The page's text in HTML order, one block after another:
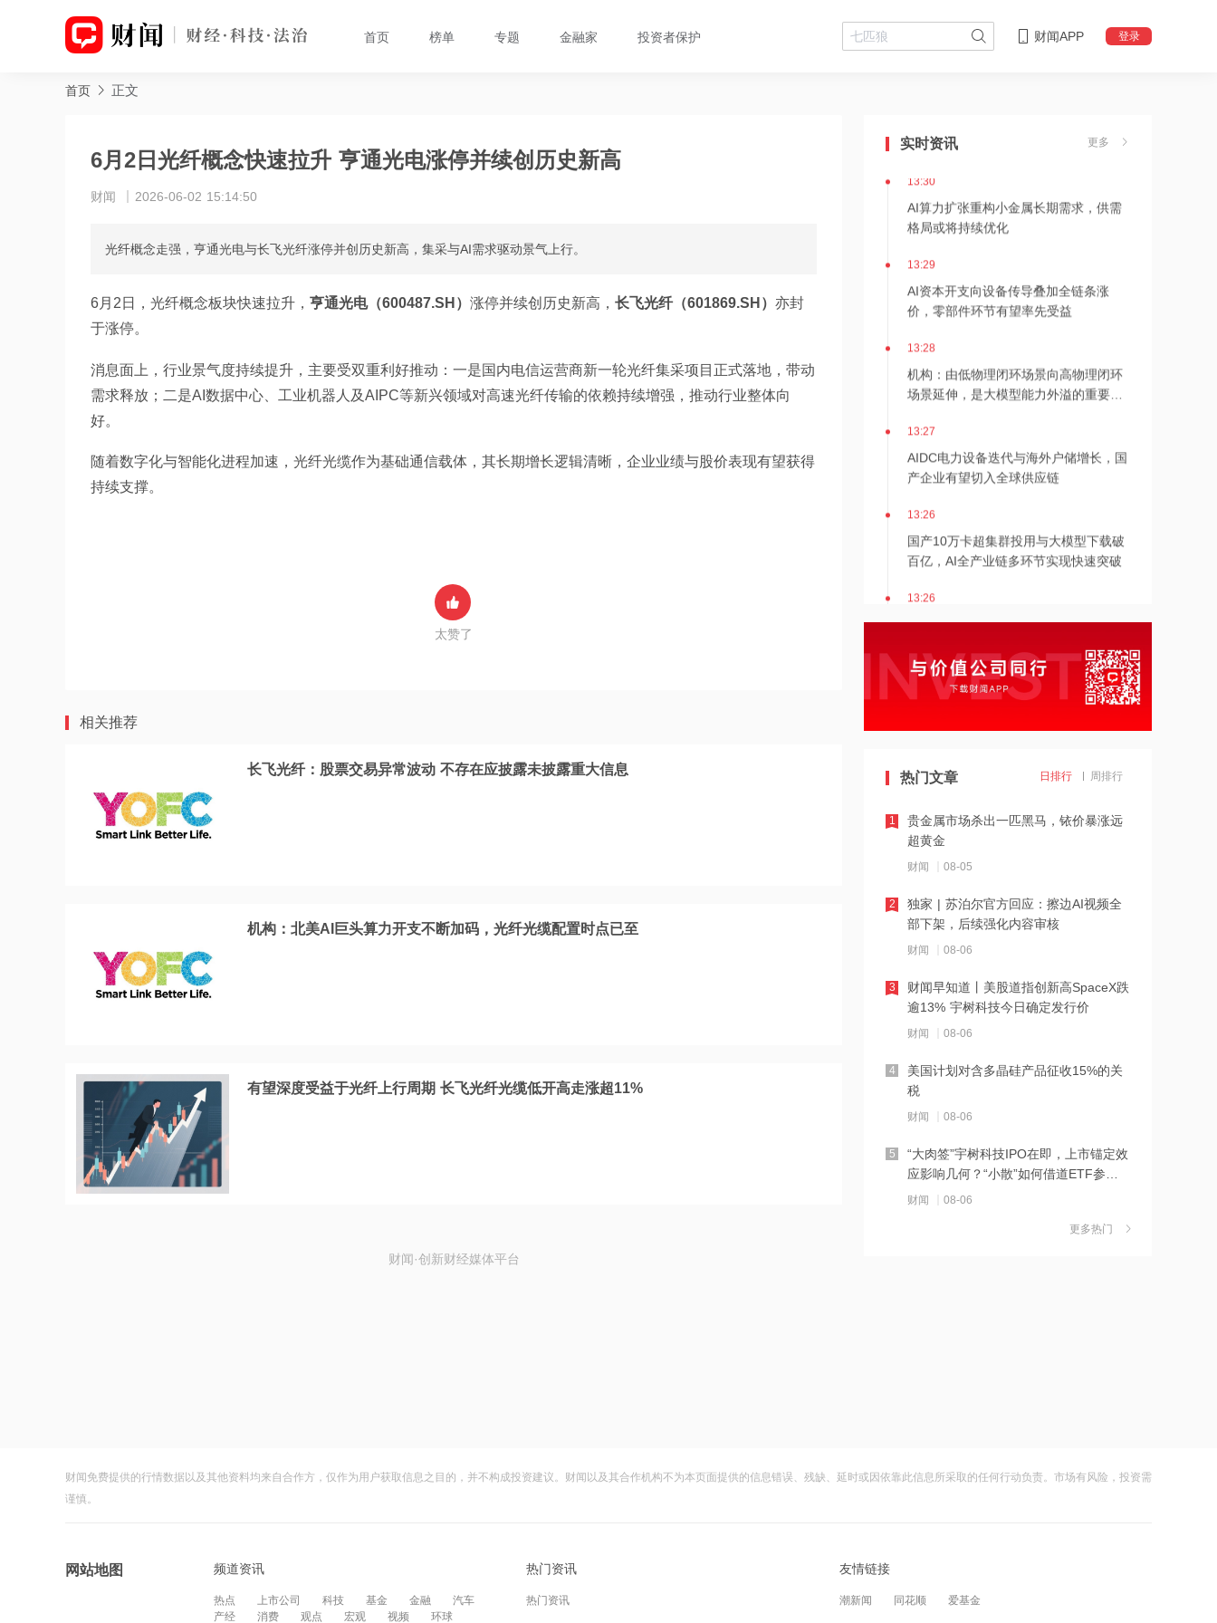
首页 榜单 专题 金融家 投资者保护 财闻APP 登录
首页 正文
6月2日光纤概念快速拉升 亨通光电涨停并续创历史新高
财闻 2026-06-02 15:14:50
光纤概念走强，亨通光电与长飞光纤涨停并创历史新高，集采与AI需求驱动景气上行。
6月2日，光纤概念板块快速拉升， 亨通光电（600487.SH） 涨停并续创历史新高， 长飞光纤（601869.SH） 亦封
于涨停。
消息面上，行业景气度持续提升，主要受双重利好推动：一是国内电信运营商新一轮光纤集采项目正式落地，带动
需求释放；二是AI数据中心、工业机器人及AIPC等新兴领域对高速光纤传输的依赖持续增强，推动行业整体向
好。
随着数字化与智能化进程加速，光纤光缆作为基础通信载体，其长期增长逻辑清晰，企业业绩与股价表现有望获得
持续支撑。
太赞了
相关推荐
长飞光纤：股票交易异常波动 不存在应披露未披露重大信息
机构：北美AI巨头算力开支不断加码，光纤光缆配置时点已至
有望深度受益于光纤上行周期 长飞光纤光缆低开高走涨超11%
财闻·创新财经媒体平台
实时资讯 更多
史新高
AI算力扩张重构小金属长期需求，供需
格局或将持续优化
13:29
AI资本开支向设备传导叠加全链条涨
价，零部件环节有望率先受益
13:28
机构：由低物理闭环场景向高物理闭环
场景延伸，是大模型能力外溢的重要方
13:27
AIDC电力设备迭代与海外户储增长，国
产企业有望切入全球供应链
13:26
国产10万卡超集群投用与大模型下载破
百亿，AI全产业链多环节实现快速突破
13:26
间
13:24
花旗：美高梅中国次季物业EBITDA胜预
新能源板块获政策提振，电网投资进入
13:21
申万宏源：人形机器人进入具身智能驱
13:20
中金：百济神州次季业绩胜预期，H股
13:20
AI进入L3智能体时代，国产算力及超节
13:19
花旗上调九龙仓置业目标价至36港元
13:19
新能源中长期量化路径清晰，风光大基
持黄金震荡偏多的思路
热门文章 日排行 周排行
贵金属市场杀出一匹黑马，铱价暴涨远
超黄金
财闻 08-05
1
独家 | 苏泊尔官方回应：擦边AI视频全
部下架，后续强化内容审核
财闻 08-06
2
财闻早知道丨美股道指创新高SpaceX跌
逾13% 宇树科技今日确定发行价
财闻 08-06
3
美国计划对含多晶硅产品征收15%的关
税
财闻 08-06
4
“大肉签”宇树科技IPO在即，上市锚定效
应影响几何？“小散”如何借道ETF参
与？
财闻 08-06
5
茉莉奶白陷降薪罗生门，当事人称：公
大涨152%！哈啰、美团单车“好伙伴”登
10
更多热门
财闻免费提供的行情数据以及其他资料均来自合作方，仅作为用户获取信息之目的，并不构成投资建议。财闻以及其合作机构不为本页面提供的信息错误、残缺、延时或因依靠此信息所采取的任何行动负责。市场有风险，投资需
谨慎。
网站地图 频道资讯
热点 上市公司 科技 基金 金融
汽车
产经
消费 观点 宏观 视频 环球
热门资讯
热门资讯
友情链接
潮新闻 同花顺 爱基金